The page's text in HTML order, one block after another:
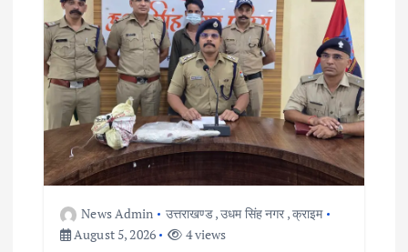
g
a
t
News Admin उत्तराखण्ड,उधम सिंह नगर ,क्राइम
August 5, 2026
4 views